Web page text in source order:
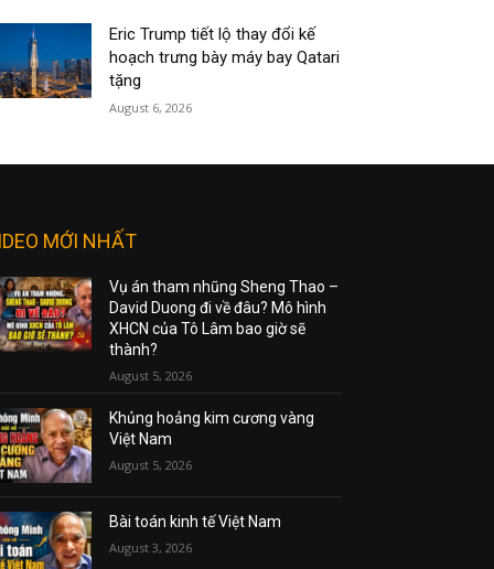
Eric Trump tiết lộ thay đổi kế
hoạch trưng bày máy bay Qatari
tặng
August 6, 2026
MỚI NHẤT
Vụ án tham nhũng Sheng Thao –
David Duong đi về đâu? Mô hình
XHCN của Tô Lâm bao giờ sẽ
thành?
August 5, 2026
Khủng hoảng kim cương vàng
Việt Nam
August 5, 2026
Bài toán kinh tế Việt Nam
August 3, 2026